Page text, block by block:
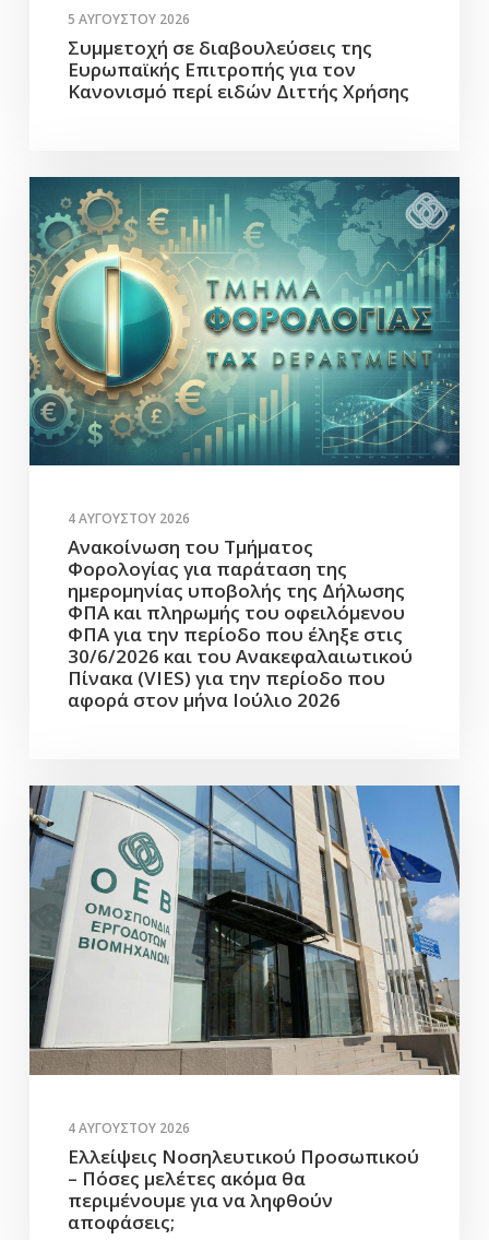
5 ΑΥΓΟΎΣΤΟΥ 2026
Συμμετοχή σε διαβουλεύσεις της
Ευρωπαϊκής Επιτροπής για τον
Κανονισμό περί ειδών Διττής Χρήσης
4 ΑΥΓΟΎΣΤΟΥ 2026
Ανακοίνωση του Τμήματος
Φορολογίας για παράταση της
ημερομηνίας υποβολής της Δήλωσης
ΦΠΑ και πληρωμής του οφειλόμενου
ΦΠΑ για την περίοδο που έληξε στις
30/6/2026 και του Ανακεφαλαιωτικού
Πίνακα (VIES) για την περίοδο που
αφορά στον μήνα Ιούλιο 2026
4 ΑΥΓΟΎΣΤΟΥ 2026
Ελλείψεις Νοσηλευτικού Προσωπικού
– Πόσες μελέτες ακόμα θα
περιμένουμε για να ληφθούν
αποφάσεις;